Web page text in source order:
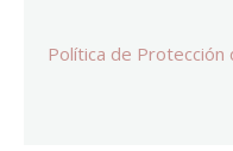
Política de Protección